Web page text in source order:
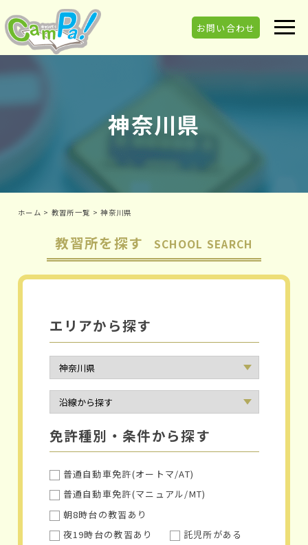
お問い合わせ
神奈川県
ホーム > 教習所一覧 >神奈川県
教習所を探す SCHOOL SEARCH
エリアから探す
免許種別・条件から探す
普通自動車免許(オートマ/AT)
普通自動車免許(マニュアル/MT)
朝8時台の教習あり
夜19時台の教習あり
託児所がある